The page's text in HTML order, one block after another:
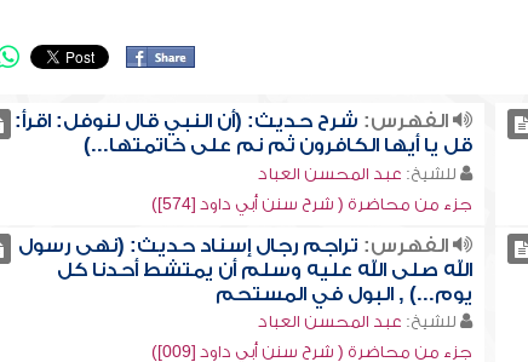
الفهرس: شرح حديث: (أن النبي قال لنوفل: اقرأ:
قل يا أيها الكافرون ثم نم على خاتمتها...)
للشيخ: عبد المحسن العباد
جزء من محاضرة ( شرح سنن أبي داود [574])
الفهرس: تراجم رجال إسناد حديث: (نهى رسول
الله صلى الله عليه وسلم أن يمتشط أحدنا كل
يوم...) , البول في المستحم
للشيخ: عبد المحسن العباد
جزء من محاضرة ( شرح سنن أبي داود [009])